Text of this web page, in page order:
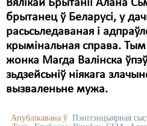
Вялікай Брытаніі Алана
брытанец ў Беларусі, у
расьсьледаваная і
крымінальная справа.
жонка Магда Валінска
зьдзейсьніў ніякага
вызваленьне мужа.
Апублікавана ў Пэнітэнцыярная